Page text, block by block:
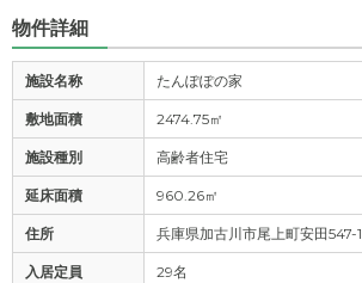
物件詳細
施設名称 たんぽぽの家
敷地面積 2474.75㎡
施設種別 高齢者住宅
延床面積 960.26㎡
住所 兵庫県加古川市尾上町安田547-1
入居定員 29名